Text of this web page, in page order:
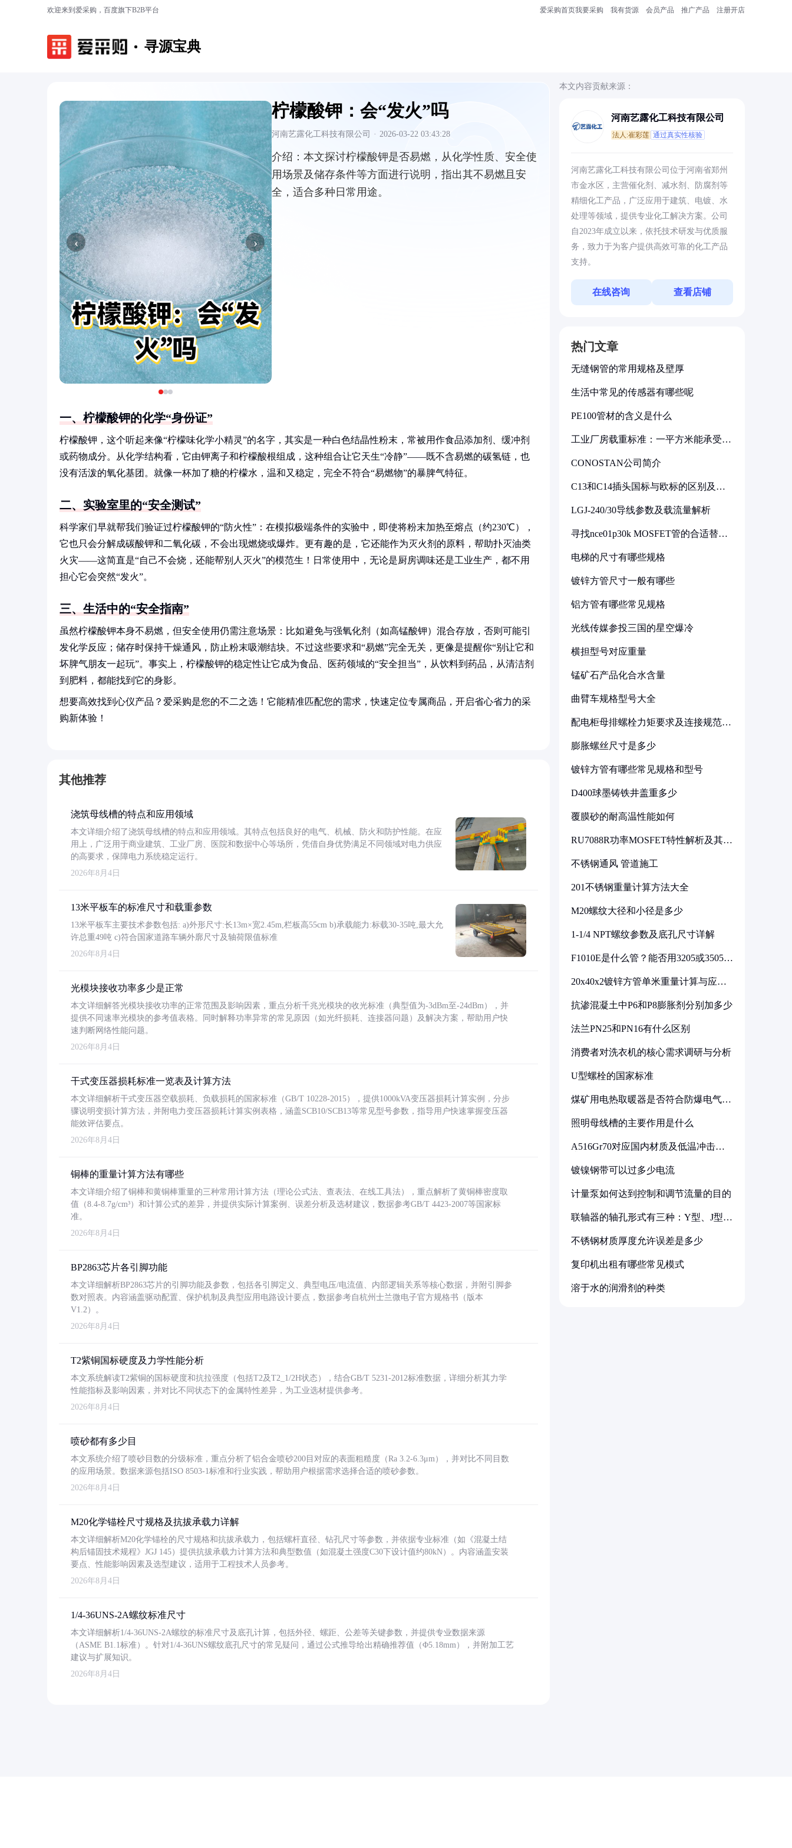
欢迎来到爱采购，百度旗下B2B平台 爱采购首页我要采购 我有货源 会员产品 推广产品 注册开店
寻源宝典
‹ ›
柠檬酸钾：会“发火”吗
河南艺露化工科技有限公司 · 2026-03-22 03:43:28
介绍： 本文探讨柠檬酸钾是否易燃，从化学性质、安全使
用场景及储存条件等方面进行说明，指出其不易燃且安
全，适合多种日常用途。
一、柠檬酸钾的化学“身份证”
柠檬酸钾，这个听起来像“柠檬味化学小精灵”的名字，其实是一种白色结晶性粉末，常被用作食品添加剂、缓冲剂
或药物成分。从化学结构看，它由钾离子和柠檬酸根组成，这种组合让它天生“冷静”——既不含易燃的碳氢链，也
没有活泼的氧化基团。就像一杯加了糖的柠檬水，温和又稳定，完全不符合“易燃物”的暴脾气特征。
二、实验室里的“安全测试”
科学家们早就帮我们验证过柠檬酸钾的“防火性”：在模拟极端条件的实验中，即使将粉末加热至熔点（约230℃），
它也只会分解成碳酸钾和二氧化碳，不会出现燃烧或爆炸。更有趣的是，它还能作为灭火剂的原料，帮助扑灭油类
火灾——这简直是“自己不会烧，还能帮别人灭火”的模范生！日常使用中，无论是厨房调味还是工业生产，都不用
担心它会突然“发火”。
三、生活中的“安全指南”
虽然柠檬酸钾本身不易燃，但安全使用仍需注意场景：比如避免与强氧化剂（如高锰酸钾）混合存放，否则可能引
发化学反应；储存时保持干燥通风，防止粉末吸潮结块。不过这些要求和“易燃”完全无关，更像是提醒你“别让它和
坏脾气朋友一起玩”。事实上，柠檬酸钾的稳定性让它成为食品、医药领域的“安全担当”，从饮料到药品，从清洁剂
到肥料，都能找到它的身影。
想要高效找到心仪产品？爱采购是您的不二之选！它能精准匹配您的需求，快速定位专属商品，开启省心省力的采
购新体验！
其他推荐
浇筑母线槽的特点和应用领域
本文详细介绍了浇筑母线槽的特点和应用领域。其特点包括良好的电气、机械、防火和防护性能。在应
用上，广泛用于商业建筑、工业厂房、医院和数据中心等场所，凭借自身优势满足不同领域对电力供应
的高要求，保障电力系统稳定运行。
2026年8月4日
13米平板车的标准尺寸和载重参数
13米平板车主要技术参数包括: a)外形尺寸:长13m×宽2.45m,栏板高55cm b)承载能力:标载30-35吨,最大允
许总重49吨 c)符合国家道路车辆外廓尺寸及轴荷限值标准
2026年8月4日
光模块接收功率多少是正常
本文详细解答光模块接收功率的正常范围及影响因素，重点分析千兆光模块的收光标准（典型值为-3dBm至-24dBm），并
提供不同速率光模块的参考值表格。同时解释功率异常的常见原因（如光纤损耗、连接器问题）及解决方案，帮助用户快
速判断网络性能问题。
2026年8月4日
干式变压器损耗标准一览表及计算方法
本文详细解析干式变压器空载损耗、负载损耗的国家标准（GB/T 10228-2015），提供1000kVA变压器损耗计算实例，分步
骤说明变损计算方法，并附电力变压器损耗计算实例表格，涵盖SCB10/SCB13等常见型号参数，指导用户快速掌握变压器
能效评估要点。
2026年8月4日
铜棒的重量计算方法有哪些
本文详细介绍了铜棒和黄铜棒重量的三种常用计算方法（理论公式法、查表法、在线工具法），重点解析了黄铜棒密度取
值（8.4-8.7g/cm³）和计算公式的差异，并提供实际计算案例、误差分析及选材建议，数据参考GB/T 4423-2007等国家标
准。
2026年8月4日
BP2863芯片各引脚功能
本文详细解析BP2863芯片的引脚功能及参数，包括各引脚定义、典型电压/电流值、内部逻辑关系等核心数据，并附引脚参
数对照表。内容涵盖驱动配置、保护机制及典型应用电路设计要点，数据参考自杭州士兰微电子官方规格书（版本
V1.2）。
2026年8月4日
T2紫铜国标硬度及力学性能分析
本文系统解读T2紫铜的国标硬度和抗拉强度（包括T2及T2_1/2H状态），结合GB/T 5231-2012标准数据，详细分析其力学
性能指标及影响因素，并对比不同状态下的金属特性差异，为工业选材提供参考。
2026年8月4日
喷砂都有多少目
本文系统介绍了喷砂目数的分级标准，重点分析了铝合金喷砂200目对应的表面粗糙度（Ra 3.2-6.3μm），并对比不同目数
的应用场景。数据来源包括ISO 8503-1标准和行业实践，帮助用户根据需求选择合适的喷砂参数。
2026年8月4日
M20化学锚栓尺寸规格及抗拔承载力详解
本文详细解析M20化学锚栓的尺寸规格和抗拔承载力，包括螺杆直径、钻孔尺寸等参数，并依据专业标准（如《混凝土结
构后锚固技术规程》JGJ 145）提供抗拔承载力计算方法和典型数值（如混凝土强度C30下设计值约80kN）。内容涵盖安装
要点、性能影响因素及选型建议，适用于工程技术人员参考。
2026年8月4日
1/4-36UNS-2A螺纹标准尺寸
本文详细解析1/4-36UNS-2A螺纹的标准尺寸及底孔计算，包括外径、螺距、公差等关键参数，并提供专业数据来源
（ASME B1.1标准）。针对1/4-36UNS螺纹底孔尺寸的常见疑问，通过公式推导给出精确推荐值（Φ5.18mm），并附加工艺
建议与扩展知识。
2026年8月4日
本文内容贡献来源：
河南艺露化工科技有限公司
法人:崔彩莲 通过真实性核验
河南艺露化工科技有限公司位于河南省郑州
市金水区，主营催化剂、减水剂、防腐剂等
精细化工产品，广泛应用于建筑、电镀、水
处理等领域，提供专业化工解决方案。公司
自2023年成立以来，依托技术研发与优质服
务，致力于为客户提供高效可靠的化工产品
支持。
在线咨询 查看店铺
热门文章
无缝钢管的常用规格及壁厚
生活中常见的传感器有哪些呢
PE100管材的含义是什么
工业厂房载重标准：一平方米能承受多
CONOSTAN公司简介
C13和C14插头国标与欧标的区别及其
LGJ-240/30导线参数及载流量解析
寻找nce01p30k MOSFET管的合适替代
电梯的尺寸有哪些规格
镀锌方管尺寸一般有哪些
铝方管有哪些常见规格
光线传媒参投三国的星空爆冷
横担型号对应重量
锰矿石产品化合水含量
曲臂车规格型号大全
配电柜母排螺栓力矩要求及连接规范详
膨胀螺丝尺寸是多少
镀锌方管有哪些常见规格和型号
D400球墨铸铁井盖重多少
覆膜砂的耐高温性能如何
RU7088R功率MOSFET特性解析及其在
不锈钢通风 管道施工
201不锈钢重量计算方法大全
M20螺纹大径和小径是多少
1-1/4 NPT螺纹参数及底孔尺寸详解
F1010E是什么管？能否用3205或3505代
20x40x2镀锌方管单米重量计算与应用
抗渗混凝土中P6和P8膨胀剂分别加多少
法兰PN25和PN16有什么区别
消费者对洗衣机的核心需求调研与分析
U型螺栓的国家标准
煤矿用电热取暖器是否符合防爆电气设
照明母线槽的主要作用是什么
A516Gr70对应国内材质及低温冲击要
镀镍钢带可以过多少电流
计量泵如何达到控制和调节流量的目的
联轴器的轴孔形式有三种：Y型、J型、
不锈钢材质厚度允许误差是多少
复印机出租有哪些常见模式
溶于水的润滑剂的种类